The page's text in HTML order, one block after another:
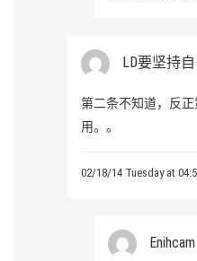
LD要坚持
第二条不知道，反
用。。
02/18/14 Tuesday at
Enihcam